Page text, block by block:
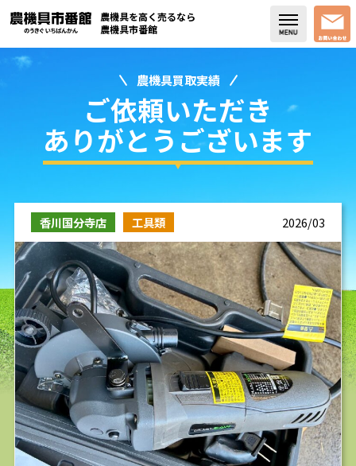
買取実績
コラム・スタッフブログ
取り扱い商品
販売中の農機具
よく頂く質問
お問い合わせ
求人
農機具を高く売るなら
農機具市番館
農機具買取実績
ご依頼いただき
ありがとうございます
香川国分寺店 工具類 2026/03